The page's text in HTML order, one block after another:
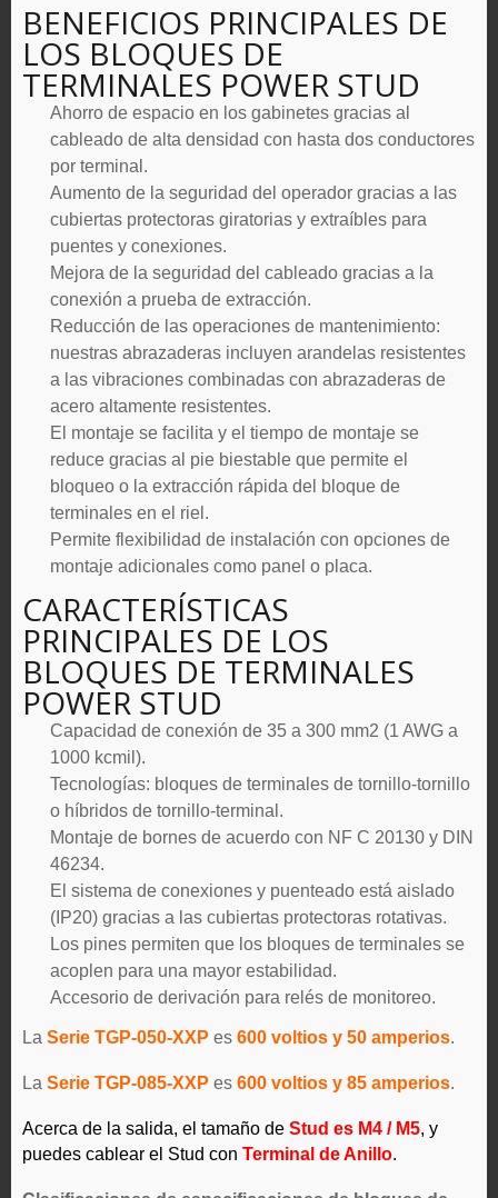
BENEFICIOS PRINCIPALES DE
LOS BLOQUES DE
TERMINALES POWER STUD
Ahorro de espacio en los gabinetes gracias al
cableado de alta densidad con hasta dos conductores
por terminal.
Aumento de la seguridad del operador gracias a las
cubiertas protectoras giratorias y extraíbles para
puentes y conexiones.
Mejora de la seguridad del cableado gracias a la
conexión a prueba de extracción.
Reducción de las operaciones de mantenimiento:
nuestras abrazaderas incluyen arandelas resistentes
a las vibraciones combinadas con abrazaderas de
acero altamente resistentes.
El montaje se facilita y el tiempo de montaje se
reduce gracias al pie biestable que permite el
bloqueo o la extracción rápida del bloque de
terminales en el riel.
Permite flexibilidad de instalación con opciones de
montaje adicionales como panel o placa.
CARACTERÍSTICAS
PRINCIPALES DE LOS
BLOQUES DE TERMINALES
POWER STUD
Capacidad de conexión de 35 a 300 mm2 (1 AWG a
1000 kcmil).
Tecnologías: bloques de terminales de tornillo-tornillo
o híbridos de tornillo-terminal.
Montaje de bornes de acuerdo con NF C 20130 y DIN
46234.
El sistema de conexiones y puenteado está aislado
(IP20) gracias a las cubiertas protectoras rotativas.
Los pines permiten que los bloques de terminales se
acoplen para una mayor estabilidad.
Accesorio de derivación para relés de monitoreo.
La Serie TGP-050-XXP es 600 voltios y 50 amperios.
La Serie TGP-085-XXP es 600 voltios y 85 amperios.
Acerca de la salida, el tamaño de Stud es M4 / M5, y
puedes cablear el Stud con Terminal de Anillo.